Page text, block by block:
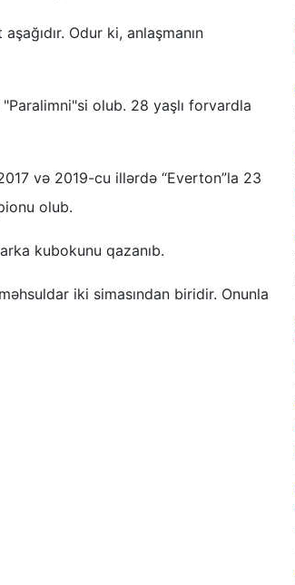
Odur ki, anlaşmanın
olub. 28 yaşlı forvardla
və 2019-cu illərdə “Everton”la 23
olub.
kubokunu qazanıb.
iki simasından biridir. Onunla